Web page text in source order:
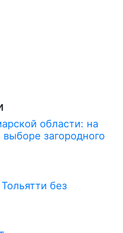
области: на
загородного
без